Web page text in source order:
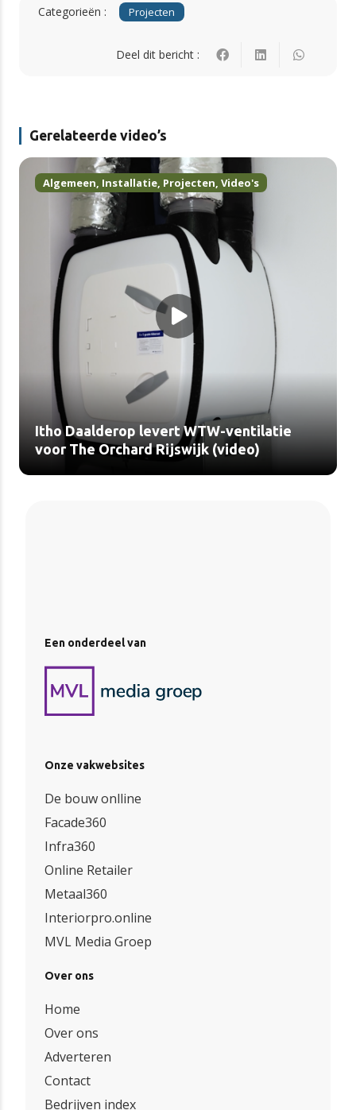
Categorieën : Projecten
Deel dit bericht :
Gerelateerde video’s
Algemeen, Installatie, Projecten, Video's
Itho Daalderop levert WTW-ventilatie
voor The Orchard Rijswijk (video)
Een onderdeel van
Onze vakwebsites
De bouw onlline
Facade360
Infra360
Online Retailer
Metaal360
Interiorpro.online
MVL Media Groep
Over ons
Home
Over ons
Adverteren
Contact
Bedrijven index